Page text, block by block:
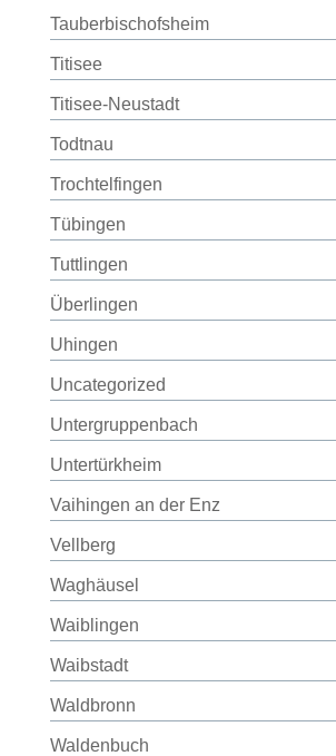
Tauberbischofsheim
Titisee
Titisee-Neustadt
Todtnau
Trochtelfingen
Tübingen
Tuttlingen
Überlingen
Uhingen
Uncategorized
Untergruppenbach
Untertürkheim
Vaihingen an der Enz
Vellberg
Waghäusel
Waiblingen
Waibstadt
Waldbronn
Waldenbuch